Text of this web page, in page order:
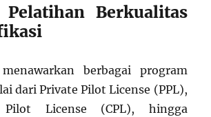
Pelatihan Berkualitas
berbagai program
dari Private Pilot License (PPL),
Pilot License (CPL), hingga